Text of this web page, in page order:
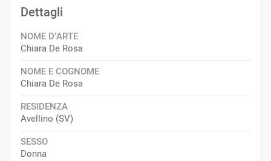
Dettagli
NOME D’ARTE
Chiara De Rosa
NOME E COGNOME
Chiara De Rosa
RESIDENZA
Avellino (SV)
SESSO
Donna